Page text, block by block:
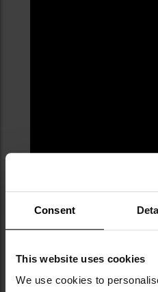
Consent
This website uses cookies
We use cookies to